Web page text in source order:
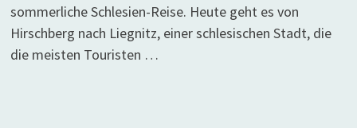
sommerliche Schlesien-Reise. Heute geht es von
Hirschberg nach Liegnitz, einer schlesischen Stadt, die
die meisten Touristen …